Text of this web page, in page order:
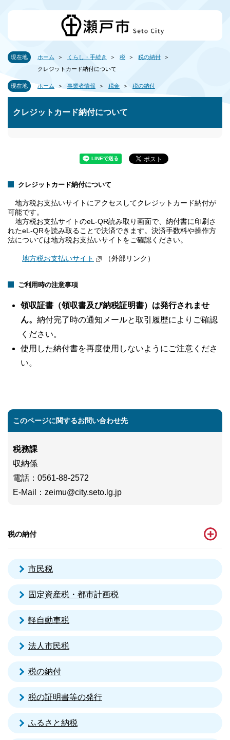
現在地 ホーム くらし・手続き 税
税の納付
クレジットカード納付について
現在地 ホーム 事業者情報 税金 税の納付
クレジットカード納付について
クレジットカード納付について
地方税お支払いサイトにアクセスしてクレジットカード納付が
可能です。
地方税お支払サイトのeL-QR読み取り画面で、納付書に印刷さ
れたeL-QRを読み取ることで決済できます。決済手数料や操作方
法については地方税お支払いサイトをご確認ください。
地方税お支払いサイト （外部リンク）
ご利用時の注意事項
領収証書（領収書及び納税証明書）は発行されませ
ん。 納付完了時の通知メールと取引履歴によりご確認
ください。
使用した納付書を再度使用しないようにご注意くださ
い。
このページに関するお問い合わせ先
税務課
収納係
電話 ：0561-88-2572
E-Mail
： zeimu@city.seto.lg.jp
税の納付
市民税
固定資産税・都市計画税
軽自動車税
法人市民税
税の納付
税の証明書等の発行
ふるさと納税